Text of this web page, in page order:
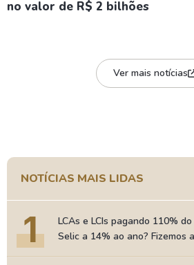
no valor de R$ 2 bilhões
Ver mais notícias
NOTÍCIAS MAIS LIDAS
1
LCAs e LCIs pagando 110%
Selic a 14% ao ano? Fizemos